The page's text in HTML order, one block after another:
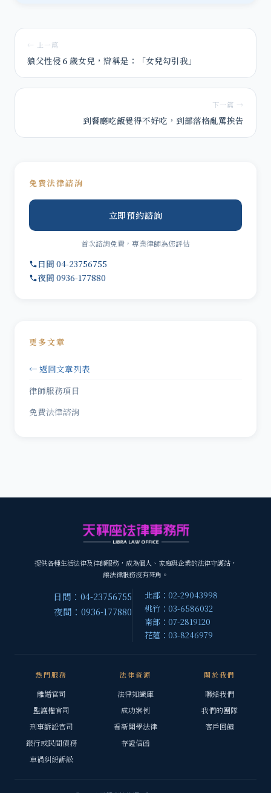
← 上一篇
狼父性侵６歲女兒，辯稱是：「女兒勾引我」
下一篇 →
到餐廳吃飯覺得不好吃，到部落格亂罵挨告
免費法律諮詢
立即預約諮詢
首次諮詢免費，專業律師為您評估
日間 04-23756755
夜間 0936-177880
更多文章
← 返回文章列表
律師服務項目
免費法律諮詢
提供各種生活法律及律師服務，成為個人、家庭與企業的法律守護站，
讓法律服務沒有死角。
日間：04-23756755
夜間：0936-177880
北部：02-29043998
桃竹：03-6586032
南部：07-2819120
花蓮：03-8246979
熱門服務
離婚官司
監護權官司
刑事訴訟官司
銀行或民間債務
車禍糾紛訴訟
法律資源
法律知識庫
成功案例
看新聞學法律
存證信函
關於我們
聯絡我們
我們的團隊
客戶回饋